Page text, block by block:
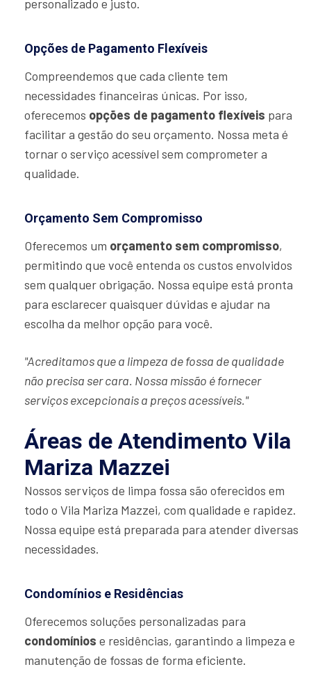
personalizado e justo.
Opções de Pagamento Flexíveis
Compreendemos que cada cliente tem
necessidades financeiras únicas. Por isso,
oferecemos opções de pagamento flexíveis para
facilitar a gestão do seu orçamento. Nossa meta é
tornar o serviço acessível sem comprometer a
qualidade.
Orçamento Sem Compromisso
Oferecemos um orçamento sem compromisso,
permitindo que você entenda os custos envolvidos
sem qualquer obrigação. Nossa equipe está pronta
para esclarecer quaisquer dúvidas e ajudar na
escolha da melhor opção para você.
"Acreditamos que a limpeza de fossa de qualidade
não precisa ser cara. Nossa missão é fornecer
serviços excepcionais a preços acessíveis."
Áreas de Atendimento Vila
Mariza Mazzei
Nossos serviços de limpa fossa são oferecidos em
todo o Vila Mariza Mazzei, com qualidade e rapidez.
Nossa equipe está preparada para atender diversas
necessidades.
Condomínios e Residências
Oferecemos soluções personalizadas para
condomínios e residências, garantindo a limpeza e
manutenção de fossas de forma eficiente.